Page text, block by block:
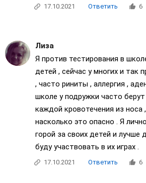
17.10.2021 Ответить 6
Лиза
Я против тестирования в
детей , сейчас у многих и так
, часто риниты , аллергия ,
школе у подружки часто
каждой кровотечения из носа
насколько это опасно . Я
горой за своих детей и лучше
буду участвовать в их играх .
17.10.2021 Ответить 6